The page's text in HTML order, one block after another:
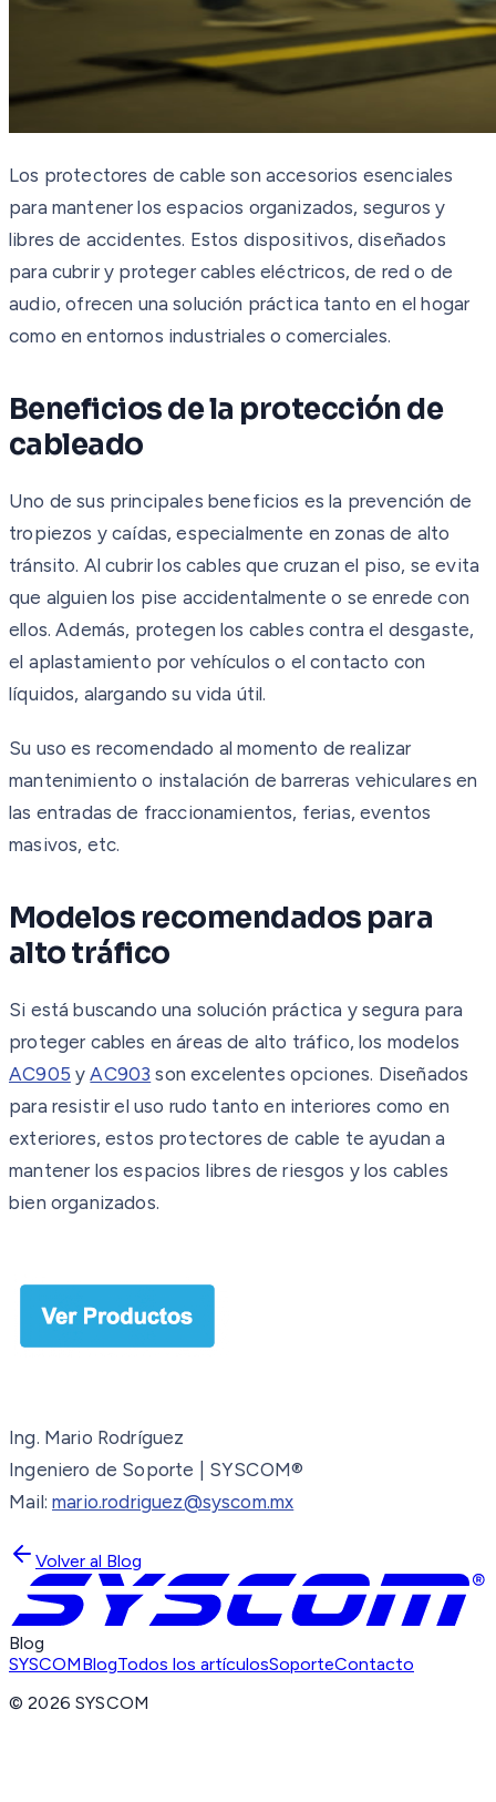
Los protectores de cable son accesorios esenciales
para mantener los espacios organizados, seguros y
libres de accidentes. Estos dispositivos, diseñados
para cubrir y proteger cables eléctricos, de red o de
audio, ofrecen una solución práctica tanto en el hogar
como en entornos industriales o comerciales.
Beneficios de la protección de
cableado
Uno de sus principales beneficios es la prevención de
tropiezos y caídas, especialmente en zonas de alto
tránsito. Al cubrir los cables que cruzan el piso, se evita
que alguien los pise accidentalmente o se enrede con
ellos. Además, protegen los cables contra el desgaste,
el aplastamiento por vehículos o el contacto con
líquidos, alargando su vida útil.
Su uso es recomendado al momento de realizar
mantenimiento o instalación de barreras vehiculares en
las entradas de fraccionamientos, ferias, eventos
masivos, etc.
Modelos recomendados para
alto tráfico
Si está buscando una solución práctica y segura para
proteger cables en áreas de alto tráfico, los modelos
AC905 yAC903 son excelentes opciones. Diseñados
para resistir el uso rudo tanto en interiores como en
exteriores, estos protectores de cable te ayudan a
mantener los espacios libres de riesgos y los cables
bien organizados.
Ing. Mario Rodríguez
Ingeniero de Soporte | SYSCOM®
Mail:mario.rodriguez@syscom.mx
Volver al Blog
Blog
SYSCOMBlogTodos los artículosSoporteContacto
©2026 SYSCOM